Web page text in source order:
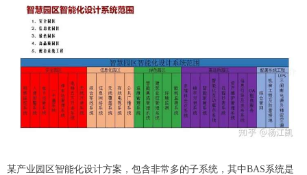
某产业园区智能化设计方案，包含非常多的子系统，其中BAS系统是